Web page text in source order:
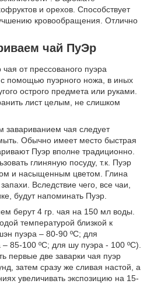
и орехов. Способствует
кровообращения. Отлично
чай ПуЭр
от прессованого пуэра
помощью пуэрного ножа, в иных
острого предмета или руками.
лист целым, не слишком
завариванием чая следует
Обычно имеет место быстрая
Пуэр вполне традиционно.
глиняную посуду, т.к. Пуэр
и насыщенным цветом. Глина
Вследствие чего, все чаи,
будут напоминать Пуэр.
берут 4 гр. чая на 150 мл воды.
температурой близкой к
пуэра – 80-90 ºС; для
85-100 ºС; для шу пуэра - 100 ºС).
первые две заварки чая пуэр
затем сразу же сливая настой, а
увеличивать экспозицию на 15-